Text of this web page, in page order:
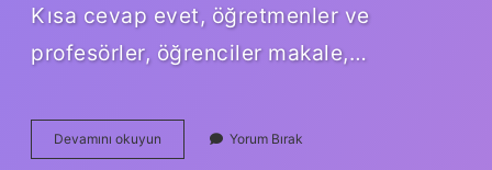
Kısa cevap evet, öğretmenler ve
profesörler, öğrenciler makale,…
Devamını okuyun
Zeka
Yorum Bırak